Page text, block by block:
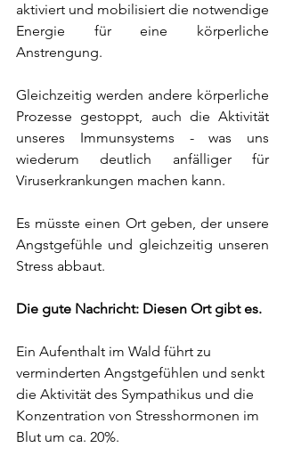
aktiviert und mobilisiert die notwendige
Energie für eine körperliche
Anstrengung.
Gleichzeitig werden andere körperliche
Prozesse gestoppt, auch die Aktivität
unseres Immunsystems - was uns
wiederum deutlich anfälliger für
Viruserkrankungen machen kann.
Es müsste einen Ort geben, der unsere
Angstgefühle und gleichzeitig unseren
Stress abbaut.
Die gute Nachricht: Diesen Ort gibt es.
Ein Aufenthalt im Wald führt zu
verminderten Angstgefühlen und senkt
die Aktivität des Sympathikus und die
Konzentration von Stresshormonen im
Blut um ca. 20%.